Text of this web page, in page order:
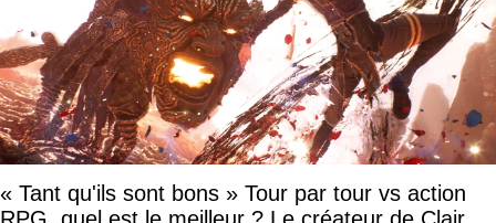
« Tant qu'ils sont bons » Tour par tour vs action
RPG, quel est le meilleur ? Le créateur de Clair